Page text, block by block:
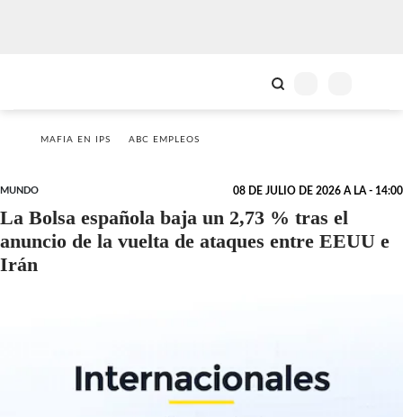
MAFIA EN IPS ABC EMPLEOS
MUNDO 08 DE JULIO DE 2026 A LA - 14:00
La Bolsa española baja un 2,73 % tras el
anuncio de la vuelta de ataques entre EEUU e
Irán